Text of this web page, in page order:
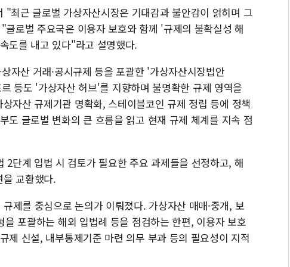
최근 글로벌 가상자산시장은 기대감과 불안감이 얽히며 그
로벌 주요국은 이용자 보호와 함께 '규제의 불확실성 해
도를 내고 있다"라고 설명했다.
자산 거래·공시규제 등을 포괄한 '가상자산시장법안
등도 '가상자산 허브'를 지향하며 불명확한 규제 영역을
자산 규제기관 명확화, 스테이블코인 규제 정립 등에 정책
도 글로벌 변화의 큰 흐름을 읽고 현재 규제 체계를 지속 점
2단계 입법 시 검토가 필요한 주요 과제들을 선정하고, 해
교환했다.
제를 중심으로 논의가 이뤄졌다. 가상자산 매매·중개, 보
포괄하는 해외 입법례 등을 점검하는 한편, 이용자 보호
제 신설, 내부통제기준 마련 의무 부과 등의 필요성이 지적